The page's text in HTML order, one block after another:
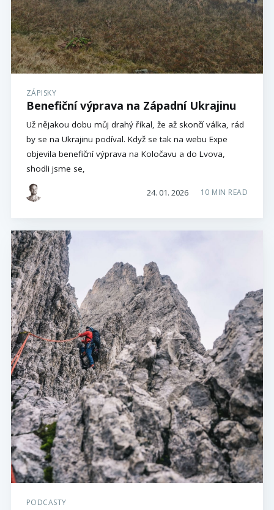
ZÁPISKY
Benefiční výprava na Západní Ukrajinu
Už nějakou dobu můj drahý říkal, že až skončí válka, rád
by se na Ukrajinu podíval. Když se tak na webu Expe
objevila benefiční výprava na Koločavu a do Lvova,
shodli jsme se,
24. 01. 2026 10 MIN READ
PODCASTY